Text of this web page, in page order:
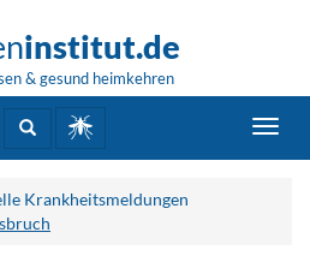
institut.de
& gesund heimkehren
Krankheitsmeldungen